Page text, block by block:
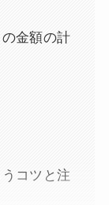
金額の計
コツと注